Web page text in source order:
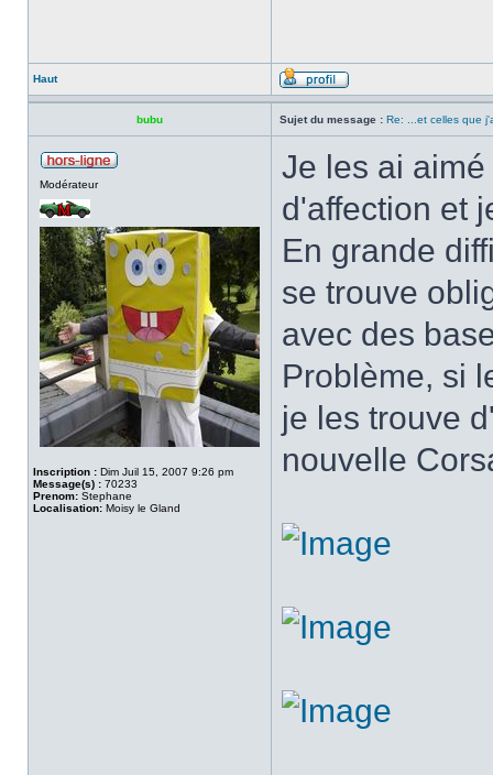
Haut
bubu Sujet du message : Re: ...et celles que
Modérateur
Inscription : Dim Juil 15, 2007 9:26 pm
Message(s) : 70233
Prenom: Stephane
Localisation: Moisy le Gland
Je les ai
d'affection et
En grande
se trouve
avec des
Problème, si
je les trouve
nouvelle